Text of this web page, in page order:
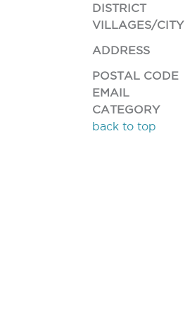
DISTRICT
VILLAGES/CITY
ADDRESS
POSTAL CODE
EMAIL
CATEGORY
back to top